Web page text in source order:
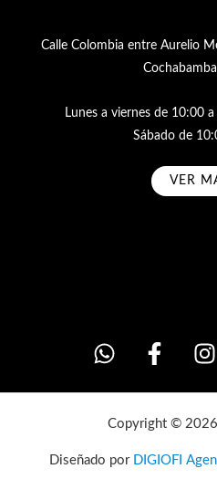
Calle Colombia entre Aurelio
Lunes a viernes de 10:00
Sábado de
VER
Copyright ©
Diseñado por DIGIOFI